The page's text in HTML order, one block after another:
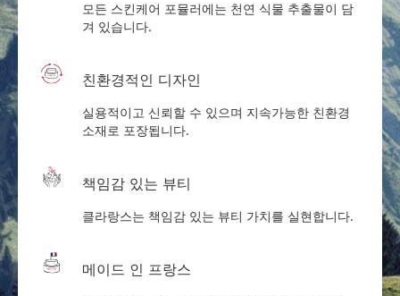
모든 스킨케어 포뮬러에는 천연 식물 추출물이 담
겨 있습니다.
친환경적인 디자인
실용적이고 신뢰할 수 있으며 지속가능한 친환경
소재로 포장됩니다.
책임감 있는 뷰티
클라랑스는 책임감 있는 뷰티 가치를 실현합니다.
메이드 인 프랑스